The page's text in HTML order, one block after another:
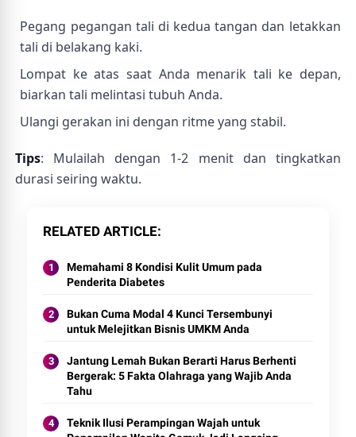
Pegang pegangan tali di kedua tangan dan letakkan
tali di belakang kaki.
Lompat ke atas saat Anda menarik tali ke depan,
biarkan tali melintasi tubuh Anda.
Ulangi gerakan ini dengan ritme yang stabil.
Tips: Mulailah dengan 1-2 menit dan tingkatkan
durasi seiring waktu.
RELATED ARTICLE
Memahami 8 Kondisi Kulit Umum pada
Penderita Diabetes
Bukan Cuma Modal 4 Kunci Tersembunyi
untuk Melejitkan Bisnis UMKM Anda
Jantung Lemah Bukan Berarti Harus Berhenti
Bergerak: 5 Fakta Olahraga yang Wajib Anda
Tahu
Teknik Ilusi Perampingan Wajah untuk